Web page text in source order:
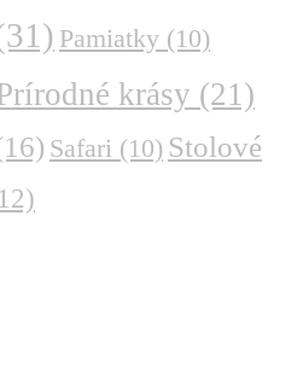
Pamiatky (10)
krásy (21)
Safari (10) Stolové